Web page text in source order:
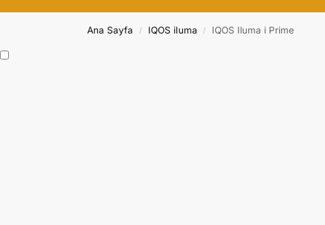
Ana Sayfa / IQOS iIuma / IQOS Iluma i Prime